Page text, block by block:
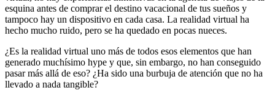
esquina antes de comprar el destino vacacional de tus sueños y
tampoco hay un dispositivo en cada casa. La realidad virtual ha
hecho mucho ruido, pero se ha quedado en pocas nueces.
¿Es la realidad virtual uno más de todos esos elementos que han
generado muchísimo hype y que, sin embargo, no han conseguido
pasar más allá de eso? ¿Ha sido una burbuja de atención que no ha
llevado a nada tangible?